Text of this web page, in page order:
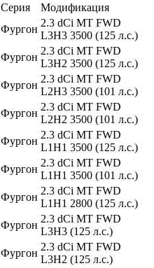
Серия
Модификация
Фургон
2.3 dCi MT FWD
L3H3 3500 (125 л.с.)
Фургон
2.3 dCi MT FWD
L3H2 3500 (125 л.с.)
Фургон
2.3 dCi MT FWD
L2H3 3500 (101 л.с.)
Фургон
2.3 dCi MT FWD
L2H2 3500 (101 л.с.)
Фургон
2.3 dCi MT FWD
L1H1 3500 (125 л.с.)
Фургон
2.3 dCi MT FWD
L1H1 3500 (101 л.с.)
Фургон
2.3 dCi MT FWD
L1H1 2800 (125 л.с.)
Фургон
2.3 dCi MT FWD
L3H3 (125 л.с.)
Фургон
2.3 dCi MT FWD
L3H2 (125 л.с.)